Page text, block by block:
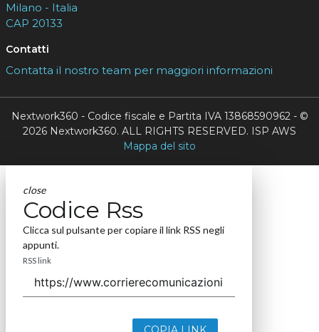
Milano - Italia
CAP 20133
Contatti
Contatta il nostro team per maggiori informazioni
Nextwork360 - Codice fiscale e Partita IVA 13868590962 - ©
2026 Nextwork360. ALL RIGHTS RESERVED. ISP AWS
Mappa del sito
close
Codice Rss
Clicca sul pulsante per copiare il link RSS negli
appunti.
RSS link